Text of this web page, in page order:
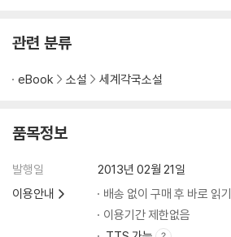
관련 분류
eBook 소설 세계각국소설
품목정보
발행일
2013년 02월 21일
이용안내
배송 없이 구매 후 바로 읽기
이용기간 제한없음